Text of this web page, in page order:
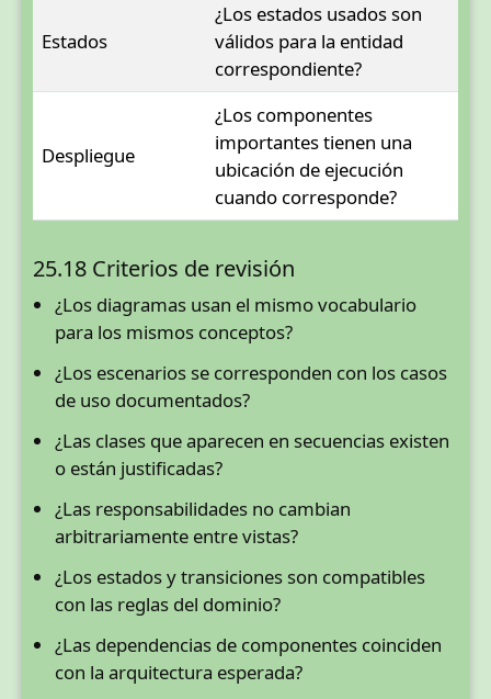
Estados
¿Los estados usados son
válidos para la entidad
correspondiente?
Despliegue
¿Los componentes
importantes tienen una
ubicación de ejecución
cuando corresponde?
25.18 Criterios de revisión
¿Los diagramas usan el mismo vocabulario
para los mismos conceptos?
¿Los escenarios se corresponden con los casos
de uso documentados?
¿Las clases que aparecen en secuencias existen
o están justificadas?
¿Las responsabilidades no cambian
arbitrariamente entre vistas?
¿Los estados y transiciones son compatibles
con las reglas del dominio?
¿Las dependencias de componentes coinciden
con la arquitectura esperada?